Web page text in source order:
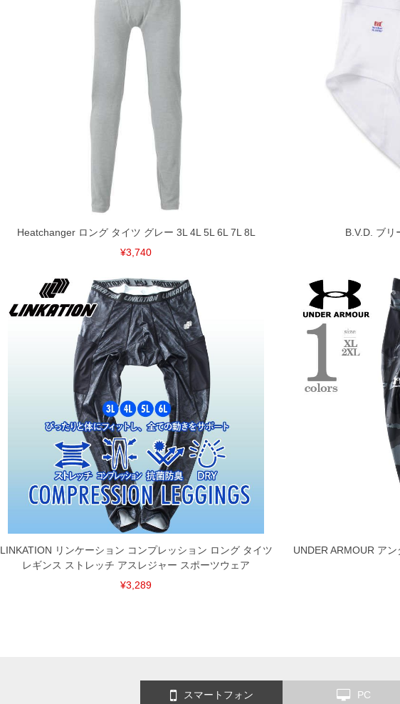
Heatchanger ロング タイツ グレー 3L 4L 5L 6L 7L 8L
¥3,740
B.V.D. ブリ
LINKATION リンケーション コンプレッション ロング タイツ
レギンス ストレッチ アスレジャー スポーツウェア
¥3,289
UNDER ARMOUR ア
スマートフォン PC